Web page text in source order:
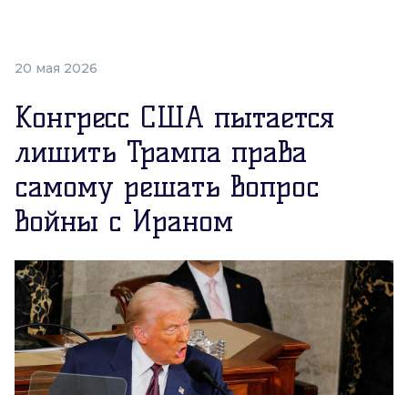
20 мая 2026
Конгресс США пытается
лишить Трампа права
самому решать вопрос
войны с Ираном